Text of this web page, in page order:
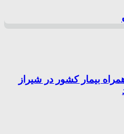
بیمار کشور در شیراز